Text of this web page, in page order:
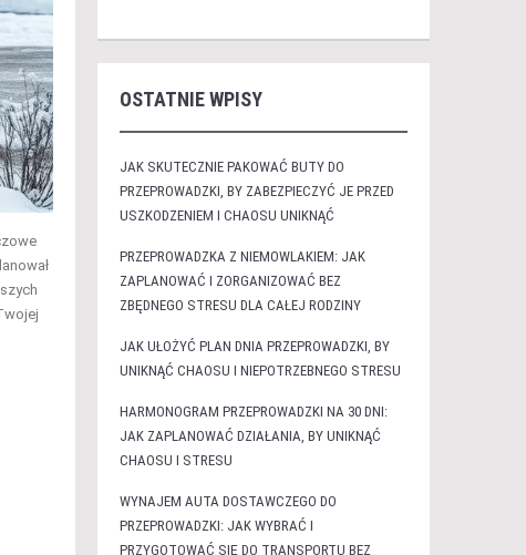
OSTATNIE WPISY
JAK SKUTECZNIE PAKOWAĆ BUTY DO
PRZEPROWADZKI, BY ZABEZPIECZYĆ JE PRZED
USZKODZENIEM I CHAOSU UNIKNĄĆ
PRZEPROWADZKA Z NIEMOWLAKIEM: JAK
ZAPLANOWAĆ I ZORGANIZOWAĆ BEZ
ZBĘDNEGO STRESU DLA CAŁEJ RODZINY
JAK UŁOŻYĆ PLAN DNIA PRZEPROWADZKI, BY
UNIKNĄĆ CHAOSU I NIEPOTRZEBNEGO STRESU
HARMONOGRAM PRZEPROWADZKI NA 30 DNI:
JAK ZAPLANOWAĆ DZIAŁANIA, BY UNIKNĄĆ
CHAOSU I STRESU
WYNAJEM AUTA DOSTAWCZEGO DO
PRZEPROWADZKI: JAK WYBRAĆ I
PRZYGOTOWAĆ SIĘ DO TRANSPORTU BEZ